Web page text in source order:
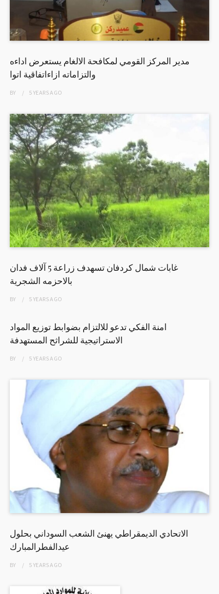
مدير المركز القومي لمكافحة الالغام يستعرض اداءه
والتزاماته ازاءاتفاقية اتوا
BY 5 YEARSAGO
غابات شمال كردفان تسهدف زراعة 5 آلاف فدان
بالاحزمه الشجرية
BY 5 YEARSAGO
امنة الفكي تدعو للالتزام بضوابط توزيع المواد
الاستراتيجية للشراثح المستهدفة
BY 5 YEARSAGO
الاتحادي الديمقراطي يهنئ الشعب السوداني بحلول
عيدالفطرالمبارك
BY 5 YEARSAGO